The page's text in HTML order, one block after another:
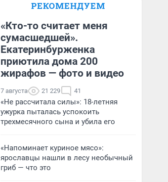
РЕКОМЕНДУЕМ
«Кто-то считает меня
сумасшедшей».
Екатеринбурженка
приютила дома 200
жирафов — фото и видео
7 августа 21 229 41
«Не рассчитала силы»: 18-летняя
ужурка пыталась успокоить
трехмесячного сына и убила его
«Напоминает куриное мясо»:
ярославцы нашли в лесу необычный
гриб — что это